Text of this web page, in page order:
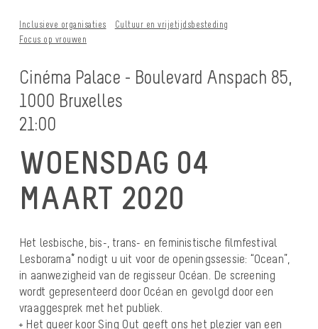
Inclusieve organisaties
Cultuur en vrijetijdsbesteding
Focus op vrouwen
Cinéma Palace - Boulevard Anspach 85,
1000 Bruxelles
21:00
WOENSDAG 04
MAART 2020
Het lesbische, bis-, trans- en feministische filmfestival
Lesborama* nodigt u uit voor de openingssessie: “Ocean”,
in aanwezigheid van de regisseur Océan. De screening
wordt gepresenteerd door Océan en gevolgd door een
vraaggesprek met het publiek.
+ Het queer koor Sing Out geeft ons het plezier van een